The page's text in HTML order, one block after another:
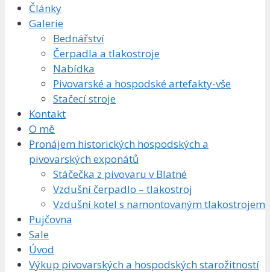
Články
Galerie
Bednářství
Čerpadla a tlakostroje
Nabídka
Pivovarské a hospodské artefakty-vše
Stačecí stroje
Kontakt
O mě
Pronájem historických hospodských a
pivovarských exponátů
Stáčečka z pivovaru v Blatné
Vzdušní čerpadlo – tlakostroj
Vzdušní kotel s namontovaným tlakostrojem
Pujčovna
Sale
Úvod
Výkup pivovarských a hospodských starožitností